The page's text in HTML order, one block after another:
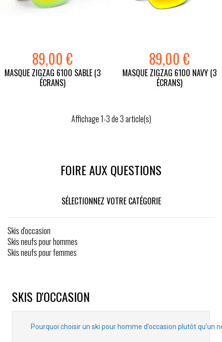
89,00 €
MASQUE ZIGZAG 6100 SABLE (3
ÉCRANS)
89,00 €
MASQUE ZIGZAG 6100 NAVY (3
ÉCRANS)
Affichage 1-3 de 3 article(s)
FOIRE AUX QUESTIONS
SÉLECTIONNEZ VOTRE CATÉGORIE
Skis d'occasion
Skis neufs pour hommes
Skis neufs pour femmes
SKIS D'OCCASION
Pourquoi choisir un ski pour homme d’occasion plutôt qu’un